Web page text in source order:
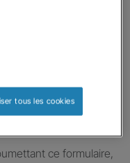
ce formulaire,
tous les cookies